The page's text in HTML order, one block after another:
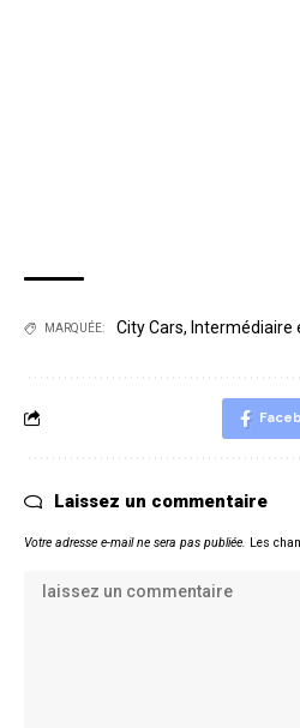
MARQUÉE: City Cars, Intermédiaire
Laissez un commentaire
Votre adresse e-mail ne sera pas publiée. Les